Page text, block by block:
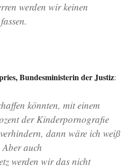
werden wir keinen
Bundesministerin der Justiz:
könnten, mit einem
der Kinderpornografie
dann wäre ich weiß
auch
werden wir das nicht